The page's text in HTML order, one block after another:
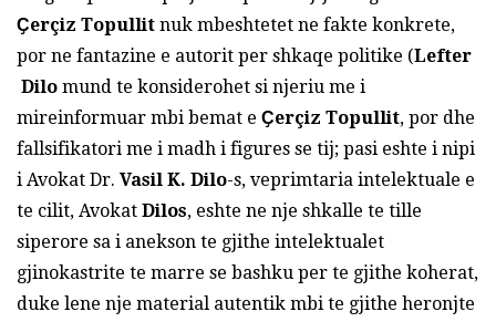
Ҫerçiz Topullit nuk mbeshtetet ne fakte konkrete,
por ne fantazine e autorit per shkaqe politike (Lefter
Dilo mund te konsiderohet si njeriu me i
mireinformuar mbi bemat e Ҫerçiz Topullit, por dhe
fallsifikatori me i madh i figures se tij; pasi eshte i nipi
i Avokat Dr. Vasil K. Dilo-s, veprimtaria intelektuale e
te cilit, Avokat Dilos, eshte ne nje shkalle te tille
siperore sa i anekson te gjithe intelektualet
gjinokastrite te marre se bashku per te gjithe koherat,
duke lene nje material autentik mbi te gjithe heronjte